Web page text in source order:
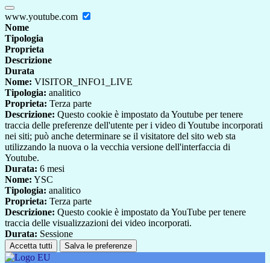
www.youtube.com
Nome
Tipologia
Proprieta
Descrizione
Durata
Nome: VISITOR_INFO1_LIVE
Tipologia: analitico
Proprieta: Terza parte
Descrizione: Questo cookie è impostato da Youtube per tenere
traccia delle preferenze dell'utente per i video di Youtube incorporati
nei siti; può anche determinare se il visitatore del sito web sta
utilizzando la nuova o la vecchia versione dell'interfaccia di
Youtube.
Durata: 6 mesi
Nome: YSC
Tipologia: analitico
Proprieta: Terza parte
Descrizione: Questo cookie è impostato da YouTube per tenere
traccia delle visualizzazioni dei video incorporati.
Durata: Sessione
Accetta tutti Salva le preferenze